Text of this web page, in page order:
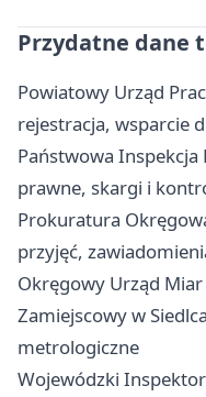
Przydatne dane
Powiatowy Urząd
rejestracja, wsparcie
Państwowa Inspekcja
prawne, skargi i
Prokuratura
przyjęć,
Okręgowy Urząd Miar
Zamiejscowy w
metrologiczne
Wojewódzki